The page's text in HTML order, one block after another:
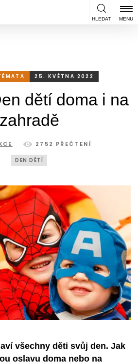
HLEDAT MENU
25. KVĚTNA 2022
dětí doma i na
zahradě
2752 PŘEČTENÍ
DEN DĚTÍ
všechny děti svůj den. Jak
oslavu doma nebo na